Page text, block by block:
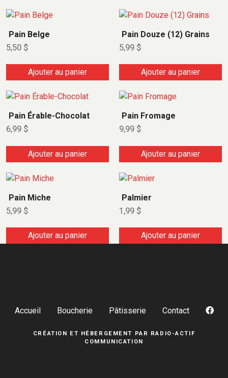
Pain Belge
5,50 $
Ajouter au panier
Pain Douze (12) Grains
5,99 $
Ajouter au panier
Pain Érable-Chocolat
6,99 $
Ajouter au panier
Pain Fromage
9,99 $
Ajouter au panier
Pain Miche
5,99 $
Ajouter au panier
Palmier
1,99 $
Ajouter au panier
Accueil Boucherie Pâtisserie Contact
CRÉATION ET HÉBERGEMENT PAR RADIO-ACTIF
COMMUNICATION